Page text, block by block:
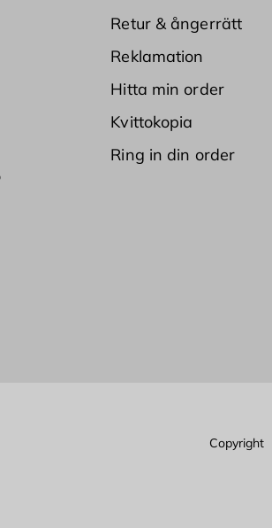
Retur & ångerrätt
Reklamation
Hitta min order
Kvittokopia
Ring in din order
Copyright